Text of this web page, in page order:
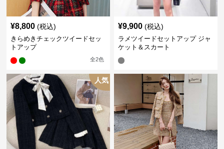
¥8,800 (税込)
きらめきチェックツイードセッ
トアップ
全2色
¥9,900 (税込)
ラメツイードセットアップ ジャ
ケット＆スカート
人気